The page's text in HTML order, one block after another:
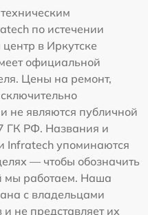
по истечении
в Иркутске
официальной
Цены на ремонт,
не являются публичной
ГК РФ. Названия и
Infratech упоминаются
— чтобы обозначить
мы работаем. Наша
с владельцами
не представляет их